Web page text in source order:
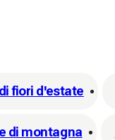
fiori d'estate
di montagna